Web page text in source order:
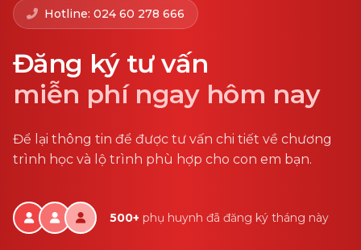
Hotline: 024 60 278 666
Đăng ký tư vấn
miễn phí ngay hôm nay
Để lại thông tin để được tư vấn chi tiết về chương
trình học và lộ trình phù hợp cho con em bạn.
500+ phụ huynh đã đăng ký tháng này